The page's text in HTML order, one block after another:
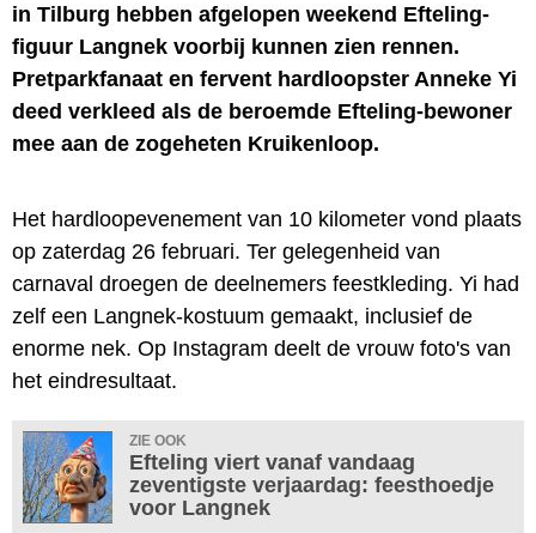
in Tilburg hebben afgelopen weekend Efteling-
figuur Langnek voorbij kunnen zien rennen.
Pretparkfanaat en fervent hardloopster Anneke Yi
deed verkleed als de beroemde Efteling-bewoner
mee aan de zogeheten Kruikenloop.
Het hardloopevenement van 10 kilometer vond plaats
op zaterdag 26 februari. Ter gelegenheid van
carnaval droegen de deelnemers feestkleding. Yi had
zelf een Langnek-kostuum gemaakt, inclusief de
enorme nek. Op Instagram deelt de vrouw foto's van
het eindresultaat.
ZIE OOK
Efteling viert vanaf vandaag
zeventigste verjaardag: feesthoedje
voor Langnek